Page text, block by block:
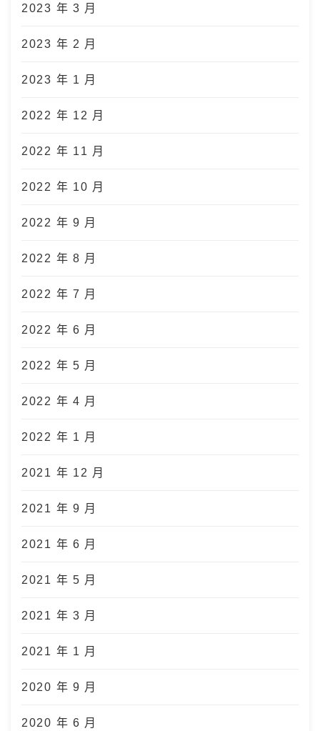
2023 年 3 月
2023 年 2 月
2023 年 1 月
2022 年 12 月
2022 年 11 月
2022 年 10 月
2022 年 9 月
2022 年 8 月
2022 年 7 月
2022 年 6 月
2022 年 5 月
2022 年 4 月
2022 年 1 月
2021 年 12 月
2021 年 9 月
2021 年 6 月
2021 年 5 月
2021 年 3 月
2021 年 1 月
2020 年 9 月
2020 年 6 月